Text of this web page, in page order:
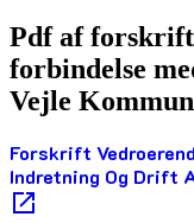
Pdf af
forbindelse
Vejle
Forskrift
Indretning Og Drift